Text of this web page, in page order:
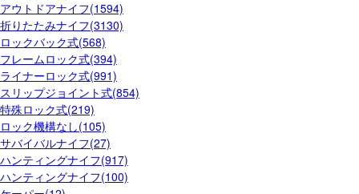
アウトドアナイフ(1594)
折りたたみナイフ(3130)
ロックバック式(568)
フレームロック式(394)
ライナーロック式(991)
スリップジョイント式(854)
特殊ロック式(219)
ロック機構なし(105)
サバイバルナイフ(27)
ハンティングナイフ(917)
ハンティングナイフ(100)